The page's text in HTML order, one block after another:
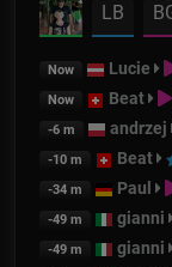
LB
Now Lucie
Now Beat
-6 m andrzej
-10 m Beat
-34 m Paul
-49 m gianni
-49 m gianni